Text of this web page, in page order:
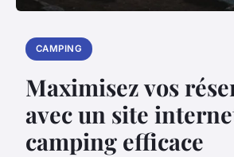
CAMPING
Maximisez vos
avec un site
camping efficace